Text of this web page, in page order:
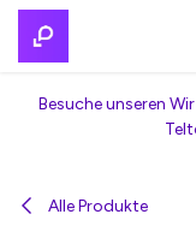
Zum Inhalt springen
Besuche unseren
Alle Produkte